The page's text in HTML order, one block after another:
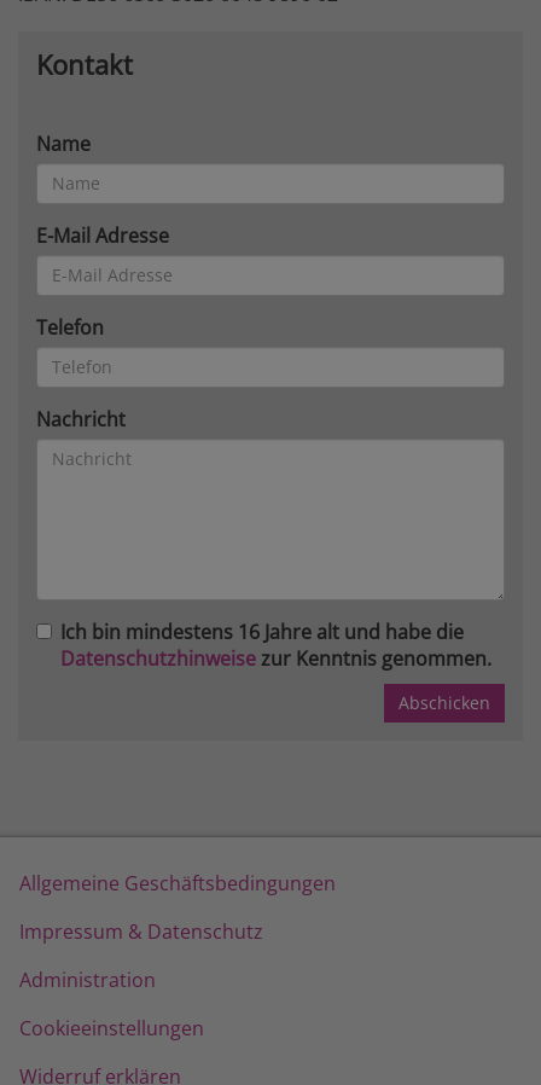
Kontakt
Name
E-Mail Adresse
Telefon
Nachricht
Ich bin mindestens 16 Jahre alt und habe die
Datenschutzhinweisezur Kenntnis genommen.
Allgemeine Geschäftsbedingungen
Impressum & Datenschutz
Administration
Cookieeinstellungen
Widerruf erklären